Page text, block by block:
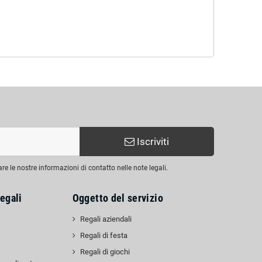
Iscriviti
le nostre informazioni di contatto nelle note legali.
Oggetto del servizio
Regali aziendali
Regali di festa
Regali di giochi